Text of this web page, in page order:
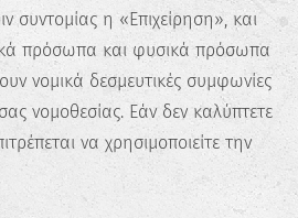
συντομίας η «Επιχείρηση», και
πρόσωπα και φυσικά πρόσωπα
νομικά δεσμευτικές συμφωνίες
νομοθεσίας. Εάν δεν καλύπτετε
να χρησιμοποιείτε την